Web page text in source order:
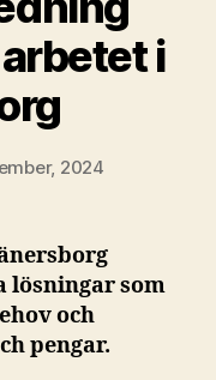
i
2024
lösningar som
och
pengar.